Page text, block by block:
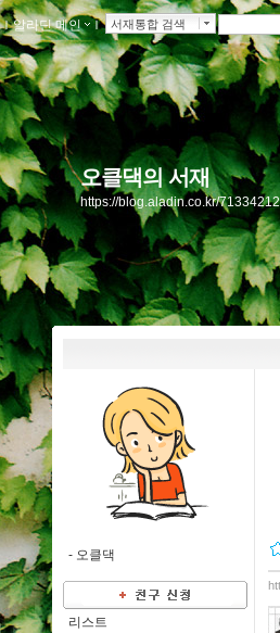
ｌ알라딘 메인 ｌ 서재통합 검색
오클댁의 서재
https://blog.aladin.co.kr/
- 오클댁
리스트